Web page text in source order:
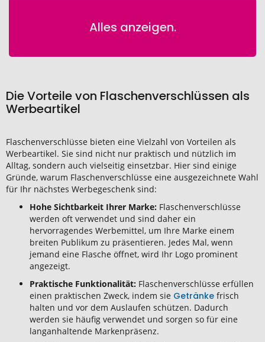
Alles anzeigen.
Die Vorteile von Flaschenverschlüssen als
Werbeartikel
Flaschenverschlüsse bieten eine Vielzahl von Vorteilen als
Werbeartikel. Sie sind nicht nur praktisch und nützlich im
Alltag, sondern auch vielseitig einsetzbar. Hier sind einige
Gründe, warum Flaschenverschlüsse eine ausgezeichnete Wahl
für Ihr nächstes Werbegeschenk sind:
Hohe Sichtbarkeit Ihrer Marke: Flaschenverschlüsse
werden oft verwendet und sind daher ein
hervorragendes Werbemittel, um Ihre Marke einem
breiten Publikum zu präsentieren. Jedes Mal, wenn
jemand eine Flasche öffnet, wird Ihr Logo prominent
angezeigt.
Praktische Funktionalität: Flaschenverschlüsse erfüllen
einen praktischen Zweck, indem sie Getränke frisch
halten und vor dem Auslaufen schützen. Dadurch
werden sie häufig verwendet und sorgen so für eine
langanhaltende Markenpräsenz.